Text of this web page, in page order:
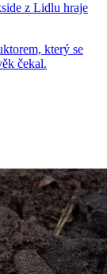
z Lidlu hraje
který se
čekal.